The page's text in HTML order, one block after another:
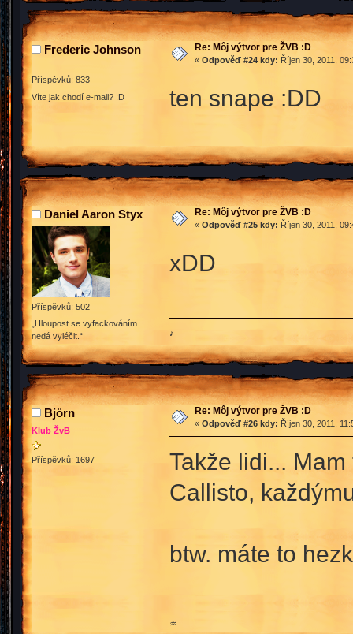
Frederic Johnson
Příspěvků: 833
Víte jak chodí e-mail? :D
Re: Môj výtvor pre ŽVB :D
« Odpověď #24 kdy: Říjen 30, 2011,
ten snape :DD
Daniel Aaron Styx
Příspěvků: 502
„Hloupost se vyfackováním
nedá vyléčit.“
Re: Môj výtvor pre ŽVB :D
« Odpověď #25 kdy: Říjen 30, 2011,
xDD
♪
Björn
Klub ŽvB
Příspěvků: 1697
Re: Môj výtvor pre ŽVB :D
« Odpověď #26 kdy: Říjen 30, 2011,
Takže lidi...
Callisto,
btw. máte to
♒